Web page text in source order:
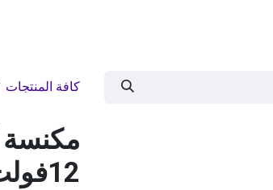
كافة المنتجات
مكنسة
12فولت